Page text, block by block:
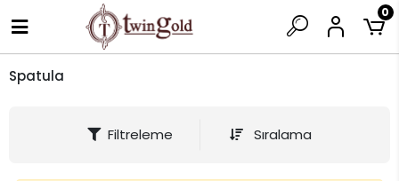
0
Spatula
Filtreleme Sıralama